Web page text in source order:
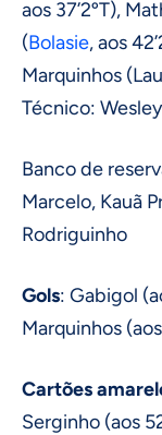
aos 37’2ºT),
(Bolasie, aos
Marquinhos
Técnico:
Banco de
Marcelo, Kauã
Rodriguinho
Gols: Gabigol
Marquinhos (aos
Cartões
Serginho (aos